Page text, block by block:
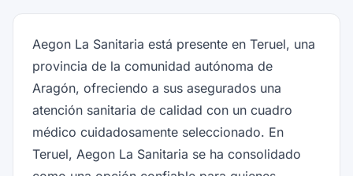
Aegon La Sanitaria está presente en Teruel, una
provincia de la comunidad autónoma de
Aragón, ofreciendo a sus asegurados una
atención sanitaria de calidad con un cuadro
médico cuidadosamente seleccionado. En
Teruel, Aegon La Sanitaria se ha consolidado